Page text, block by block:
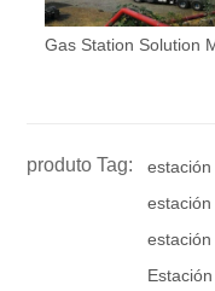
Gas Station Solution
produto Tag: